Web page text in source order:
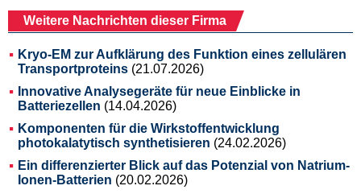
Weitere Nachrichten dieser Firma
Kryo-EM zur Aufklärung des Funktion eines zellulären
Transportproteins (21.07.2026)
Innovative Analysegeräte für neue Einblicke in
Batteriezellen (14.04.2026)
Komponenten für die Wirkstoffentwicklung
photokalatytisch synthetisieren (24.02.2026)
Ein differenzierter Blick auf das Potenzial von Natrium-
Ionen-Batterien (20.02.2026)